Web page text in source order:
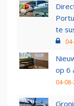
te
op 6
04-